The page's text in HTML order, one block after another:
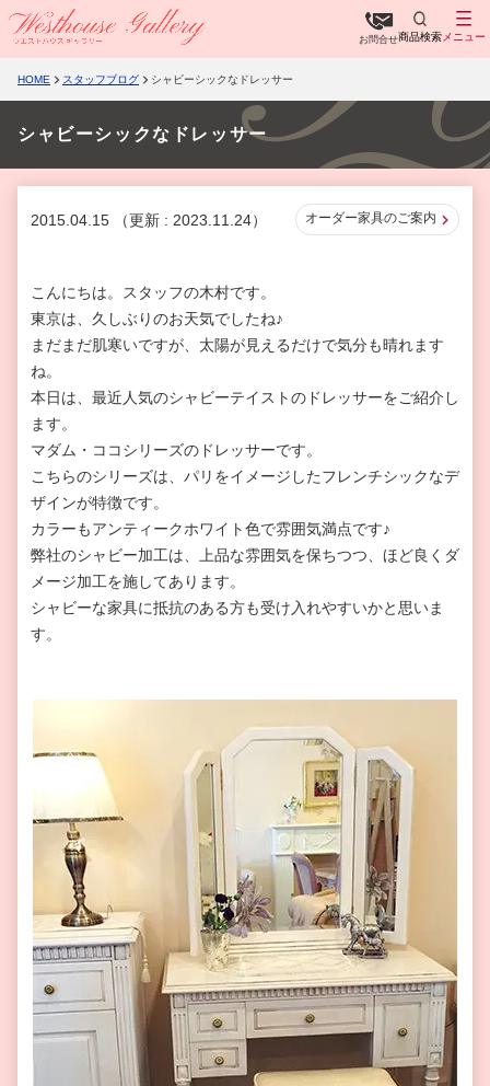
お問合せ商品検索 メニュー
HOME スタッフブログ シャビーシックなドレッサー
シャビーシックなドレッサー
2015.04.15 （更新 : 2023.11.24） オーダー家具のご案内
こんにちは。スタッフの木村です。
東京は、久しぶりのお天気でしたね♪
まだまだ肌寒いですが、太陽が見えるだけで気分も晴れます
ね。
本日は、最近人気のシャビーテイストのドレッサーをご紹介し
ます。
マダム・ココシリーズのドレッサーです。
こちらのシリーズは、パリをイメージしたフレンチシックなデ
ザインが特徴です。
カラーもアンティークホワイト色で雰囲気満点です♪
弊社のシャビー加工は、上品な雰囲気を保ちつつ、ほど良くダ
メージ加工を施してあります。
シャビーな家具に抵抗のある方も受け入れやすいかと思いま
す。